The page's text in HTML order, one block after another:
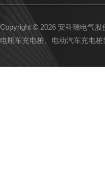
Copyright © 2026 安科瑞电气
电瓶车充电桩、电动汽车充电桩